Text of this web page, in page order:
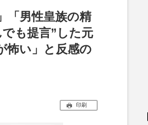
「男性皇族の精
も提言”した元
怖い」と反感の
印刷